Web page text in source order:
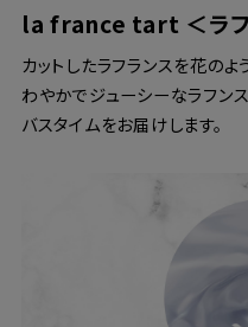
la france tart ＜ラフ
カットしたラフランスを花の
わやかでジューシーなラフン
バスタイムをお届けします。